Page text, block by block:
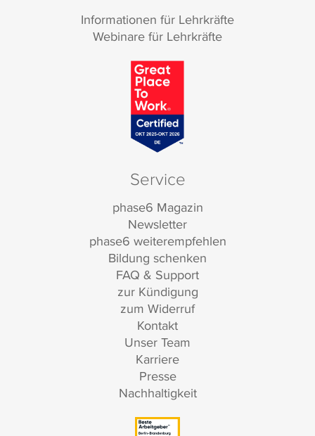
Informationen für Lehrkräfte
Webinare für Lehrkräfte
Service
phase6 Magazin
Newsletter
phase6 weiterempfehlen
Bildung schenken
FAQ & Support
zur Kündigung
zum Widerruf
Kontakt
Unser Team
Karriere
Presse
Nachhaltigkeit